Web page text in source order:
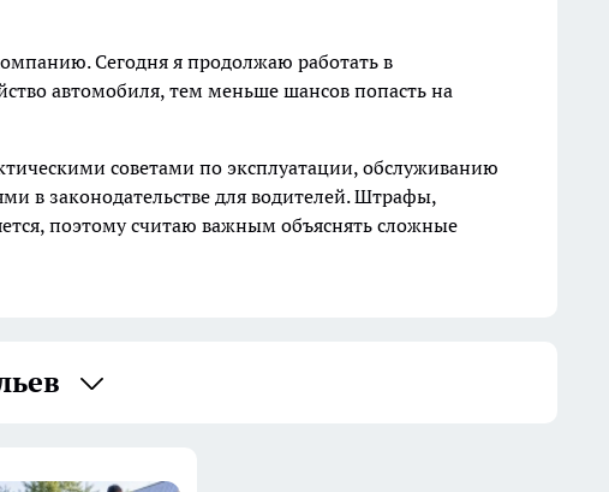
Сегодня я продолжаю работать в
автомобиля, тем меньше шансов попасть на
советами по эксплуатации, обслуживанию
в законодательстве для водителей. Штрафы,
поэтому считаю важным объяснять сложные